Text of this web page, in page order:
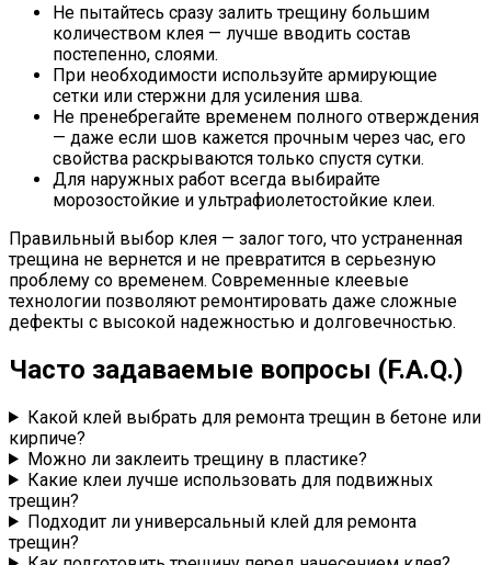
Не пытайтесь сразу залить трещину большим
количеством клея — лучше вводить состав
постепенно, слоями.
При необходимости используйте армирующие
сетки или стержни для усиления шва.
Не пренебрегайте временем полного отверждения
— даже если шов кажется прочным через час, его
свойства раскрываются только спустя сутки.
Для наружных работ всегда выбирайте
морозостойкие и ультрафиолетостойкие клеи.
Правильный выбор клея — залог того, что устраненная
трещина не вернется и не превратится в серьезную
проблему со временем. Современные клеевые
технологии позволяют ремонтировать даже сложные
дефекты с высокой надежностью и долговечностью.
Часто задаваемые вопросы (F.A.Q.)
Какой клей выбрать для ремонта трещин в бетоне или
кирпиче?
Можно ли заклеить трещину в пластике?
Какие клеи лучше использовать для подвижных
трещин?
Подходит ли универсальный клей для ремонта
трещин?